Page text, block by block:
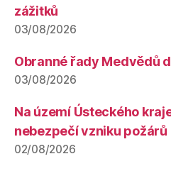
zážitků
03/08/2026
Obranné řady Medvědů
03/08/2026
Na území Ústeckého
nebezpečí vzniku požárů
02/08/2026